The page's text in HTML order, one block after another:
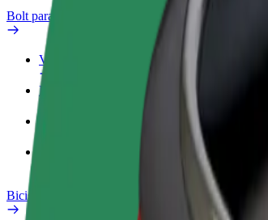
Bolt para empresas
Ventajas
Perfil de trabajo
Bicis